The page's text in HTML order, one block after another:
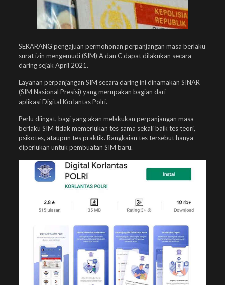
SEKARANG pengajuan permohonan perpanjangan masa berlaku
surat izin mengemudi (SIM) A dan C dapat dilakukan secara
daring sejak April 2021.
Layanan perpanjangan SIM secara daring ini dinamakan SINAR
(SIM Nasional Presisi) yang merupakan bagian dari
aplikasi Digital Korlantas Polri.
Perlu diingat, bagi yang akan melakukan perpanjangan masa
berlaku SIM tidak memerlukan tes sama sekali baik tes teori,
psikotes, ataupun tes praktik. Rangkaian tes tersebut hanya
diperlukan untuk pembuatan SIM baru.